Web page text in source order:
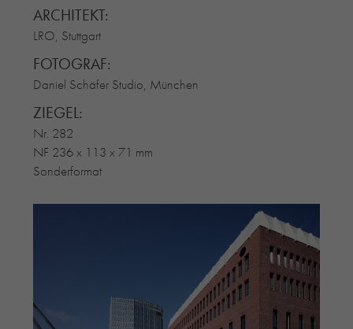
ARCHITEKT:
LRO, Stuttgart
FOTOGRAF:
Daniel Schäfer Studio, München
ZIEGEL:
Nr. 282
NF 236 x 113 x 71 mm
Sonderformat